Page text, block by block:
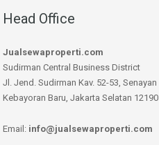
Head Office
Jualsewaproperti.com
Sudirman Central Business District
Jl. Jend. Sudirman Kav. 52-53, Senayan
Kebayoran Baru, Jakarta Selatan 12190
Email: info@jualsewaproperti.com